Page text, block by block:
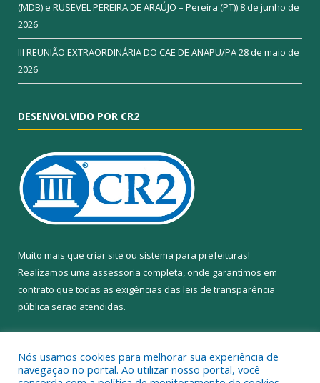
(MDB) e RUSEVEL PEREIRA DE ARAÚJO – Pereira (PT)) 8 de junho de
2026
III REUNIÃO EXTRAORDINÁRIA DO CAE DE ANAPU/PA28 de maio de
2026
DESENVOLVIDO POR CR2
Muito mais que criar site ou sistema para prefeituras!
Realizamos uma assessoria completa, onde garantimos em
contrato que todas as exigências das leis de transparência
pública serão atendidas.
Nós usamos cookies para melhorar sua experiência de
navegação no portal. Ao utilizar nosso portal, você